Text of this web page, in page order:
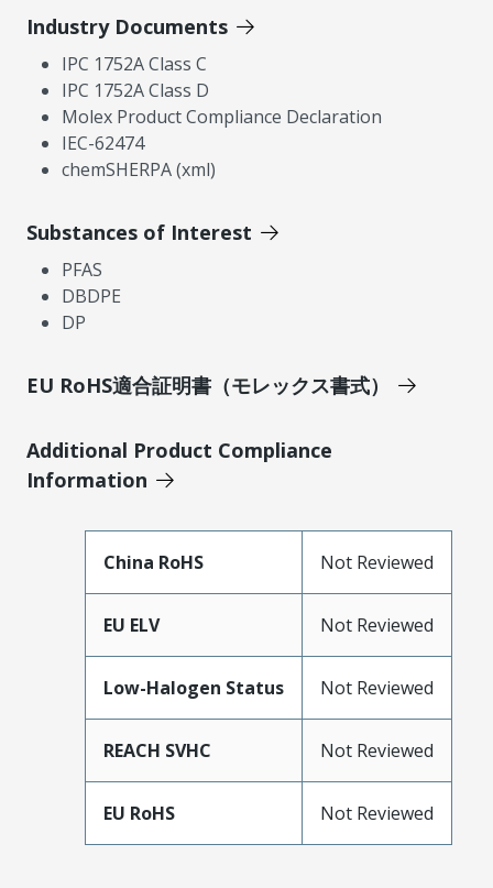
Industry Documents
IPC 1752A Class C
IPC 1752A Class D
Molex Product Compliance Declaration
IEC-62474
chemSHERPA (xml)
Substances of Interest
PFAS
DBDPE
DP
EU RoHS適合証明書（モレックス書式）
Additional Product Compliance
Information
China RoHS Not Reviewed
EU ELV Not Reviewed
Low-Halogen Status Not Reviewed
REACH SVHC Not Reviewed
EU RoHS Not Reviewed